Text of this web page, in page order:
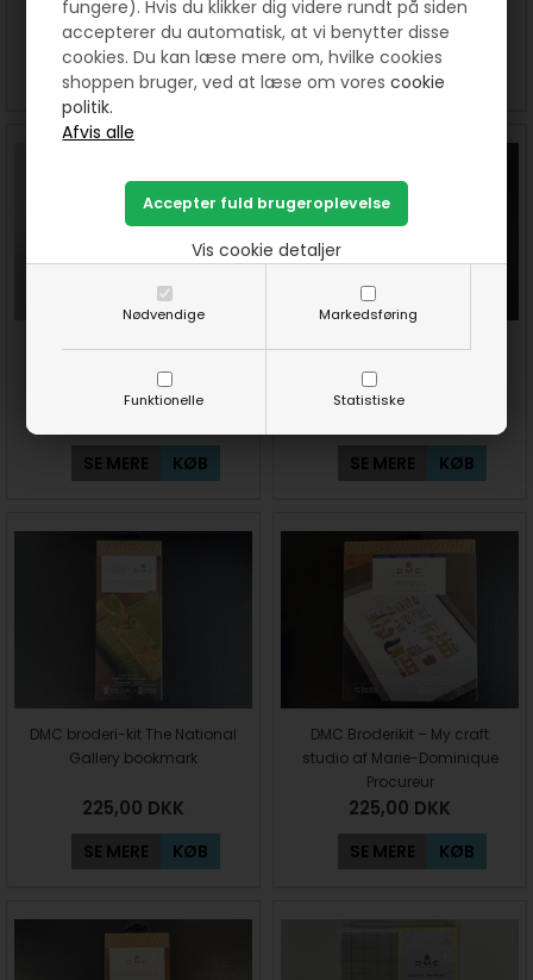
fungere). Hvis du klikker dig videre rundt på siden
accepterer du automatisk, at vi benytter disse
cookies. Du kan læse mere om, hvilke cookies
shoppen bruger, ved at læse om vorescookie
politik.
Nødvendige Markedsføring
Funktionelle Statistiske
Vis cookie detaljer
50,00DKK
SE MERE KØB
50,00DKK
SE MERE KØB
Magic paper fra DMC - Love
SE MERE KØB
Canvas soluble -
vandopløsligt broderi Aida
fra DMC
SE MERE KØB
DMC broderi-kit The National
Gallery bookmark
225,00 DKK
SE MERE KØB
DMC Broderikit – My craft
studio af Marie-Dominique
Procureur
225,00 DKK
SE MERE KØB